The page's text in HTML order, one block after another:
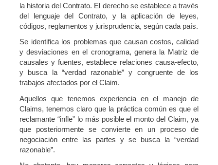
la historia del Contrato. El derecho se establece a través
del lenguaje del Contrato, y la aplicación de leyes,
códigos, reglamentos y jurisprudencia, según cada país.
Se identifica los problemas que causan costos, calidad
y desviaciones en el cronograma, genera la Matriz de
causales y fuentes, establece relaciones causa-efecto,
y busca la “verdad razonable” y congruente de los
trabajos afectados por el Claim.
Aquellos que tenemos experiencia en el manejo de
Claims, tenemos claro que la práctica común es que el
reclamante “infle” lo más posible el monto del Claim, ya
que posteriormente se convierte en un proceso de
negociación entre las partes y se busca la “verdad
razonable”.